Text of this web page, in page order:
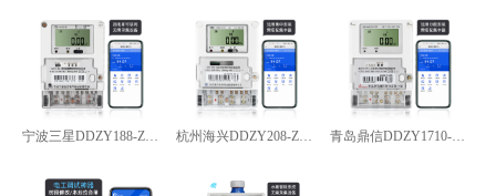
宁波三星DDZY188-Z型4G通讯智能电能表杭州海兴DDZY208-Z型RS485通讯智能电能表
青岛鼎信DDZY1710-Z型单